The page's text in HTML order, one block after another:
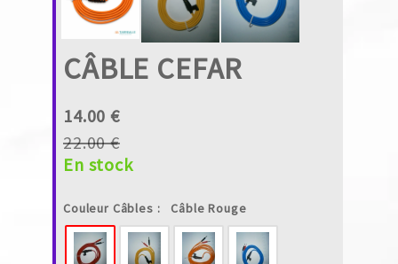
CÂBLE CEFAR
14.00 €
22.00 €
En stock
Couleur Câbles : Câble Rouge